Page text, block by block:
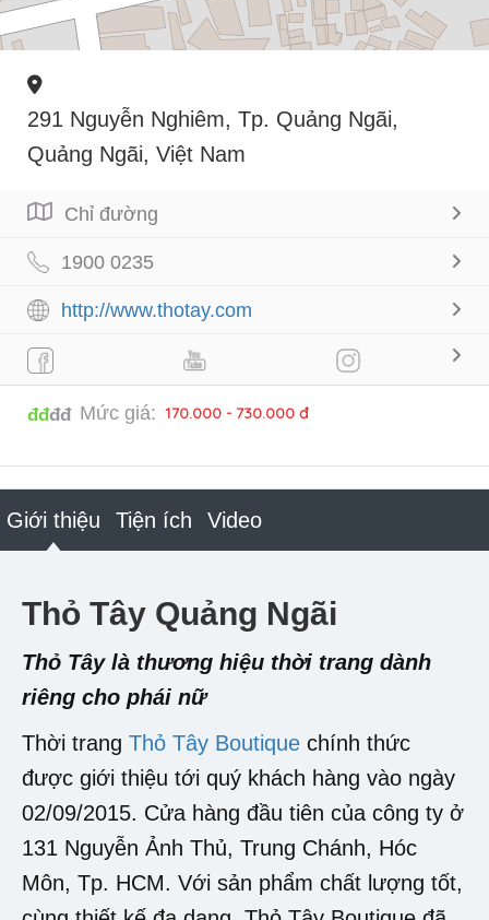
291 Nguyễn Nghiêm, Tp. Quảng Ngãi,
Quảng Ngãi, Việt Nam
Chỉ đường
1900 0235
http://www.thotay.com
đđđđ Mức giá: 170.000 - 730.000 đ
Giới thiệu Tiện ích Video
Thỏ Tây Quảng Ngãi
Thỏ Tây là thương hiệu thời trang dành
riêng cho phái nữ
Thời trang Thỏ Tây Boutique chính thức
được giới thiệu tới quý khách hàng vào ngày
02/09/2015. Cửa hàng đầu tiên của công ty ở
131 Nguyễn Ảnh Thủ, Trung Chánh, Hóc
Môn, Tp. HCM. Với sản phẩm chất lượng tốt,